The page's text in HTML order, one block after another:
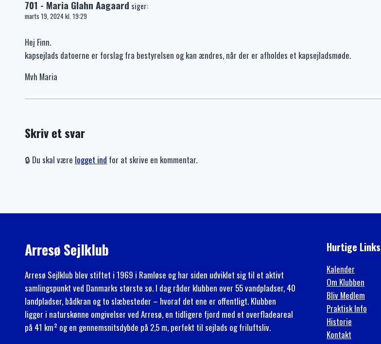
701 - Maria Glahn Aagaard siger:
marts 19, 2024 kl. 19:29
Hej Finn.
kapsejlads datoerne er forslag fra bestyrelsen og kan ændres, når der er afholdes et kapsejladsmøde.
Mvh Maria
Skriv et svar
🔒 Du skal være logget ind for at skrive en kommentar.
Arresø Sejlklub
Arresø Sejlklub blev stiftet i 1969 i Ramløse og har siden udviklet sig til et aktivt
samlingspunkt ved Danmarks største sø. I dag råder klubben over 55 vandpladser, 40
landpladser, bådkran og to slæbesteder – hvoraf det ene er offentligt. Klubben
ligger i naturskønne omgivelser ved Arresø, en tidligere fjord med et overfladeareal
på 41 km² og en gennemsnitsdybde på 2,5 m, perfekt til sejlads og friluftsliv.
Hurtige Links
Kalender
Om Klubben
Bliv Medlem
Praktisk Info
Historie
Kontakt